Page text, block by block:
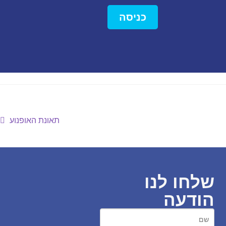
כניסה
תאונת האופנוע
שלחו לנו
הודעה